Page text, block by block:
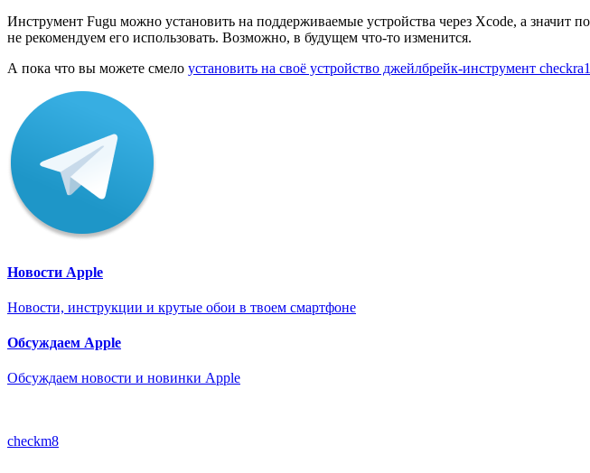
Инструмент Fugu можно установить на поддерживаемые устройства через Xcode, а значит
не рекомендуем его использовать. Возможно, в будущем что-то изменится.
А пока что вы можете смело установить на своё устройство джейлбрейк-инструмент
Новости Apple
Новости, инструкции и крутые обои в твоем смартфоне
Обсуждаем Apple
Обсуждаем новости и новинки Apple
checkm8